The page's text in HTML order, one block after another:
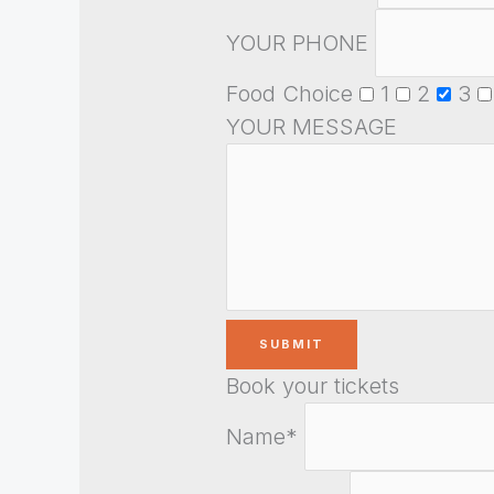
YOUR PHONE
Food Choice
1 2 3
YOUR MESSAGE
Book your tickets
Name*